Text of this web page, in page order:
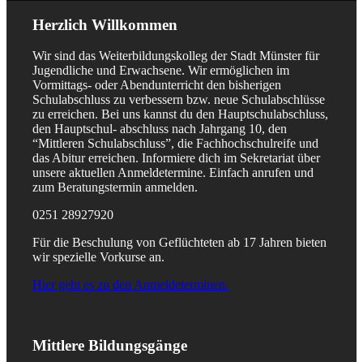
Herzlich Willkommen
Wir sind das Weiterbildungskolleg der Stadt Münster für
Jugendliche und Erwachsene. Wir ermöglichen im
Vormittags- oder Abendunterricht den bisherigen
Schulabschluss zu verbessern bzw. neue Schulabschlüsse
zu erreichen. Bei uns kannst du den Hauptschulabschluss,
den Hauptschul- abschluss nach Jahrgang 10, den
“Mittleren Schulabschluss”, die Fachhochschulreife und
das Abitur erreichen. Informiere dich im Sekretariat über
unsere aktuellen Anmeldetermine. Einfach anrufen und
zum Beratungstermin anmelden.
0251 28927920
Für die Beschulung von Geflüchteten ab 17 Jahren bieten
wir spezielle Vorkurse an.
Hier geht es zu den Anmeldeterminen.
Mittlere Bildungsgänge